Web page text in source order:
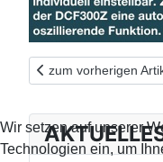
Vorheriger Beitrag:
zum vorherigen
Wir setzen auf unserer
Technologien ein, um